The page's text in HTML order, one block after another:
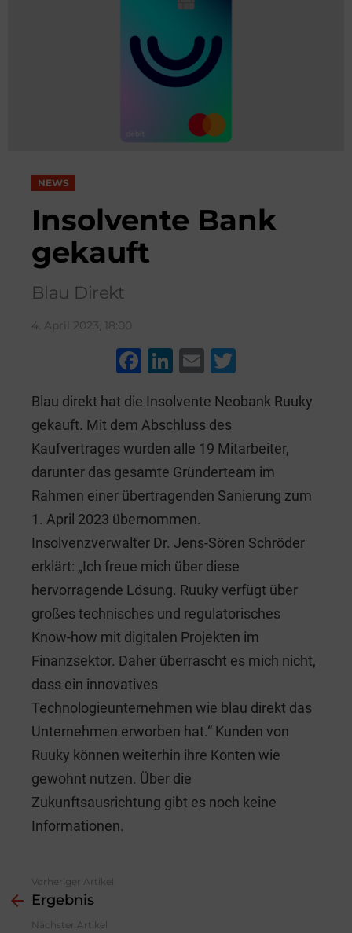
NEWS
Insolvente Bank
gekauft
Blau Direkt
4. April 2023, 18:00
F
c
e
b
o
o
k
Li
k
e
dI
n
E
ai
l
tt
er
Blau direkt hat die Insolvente Neobank Ruuky
gekauft. Mit dem Abschluss des
Kaufvertrages wurden alle 19 Mitarbeiter,
darunter das gesamte Gründerteam im
Rahmen einer übertragenden Sanierung zum
1. April 2023 übernommen.
Insolvenzverwalter Dr. Jens-Sören Schröder
erklärt: „Ich freue mich über diese
hervorragende Lösung. Ruuky verfügt über
großes technisches und regulatorisches
Know-how mit digitalen Projekten im
Finanzsektor. Daher überrascht es mich nicht,
dass ein innovatives
Technologieunternehmen wie blau direkt das
Unternehmen erworben hat.“ Kunden von
Ruuky können weiterhin ihre Konten wie
gewohnt nutzen. Über die
Zukunftsausrichtung gibt es noch keine
Informationen.
more
Vorheriger Artikel
Ergebnis
Nächster Artikel